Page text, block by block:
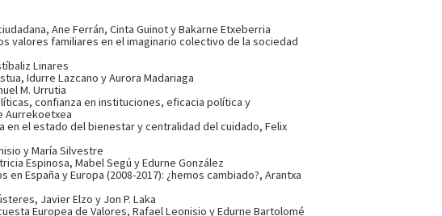
Ane Ferrán, Cinta Guinot y Bakarne Etxeberria
valores familiares en el imaginario colectivo de la sociedad
Linares
Idurre Lazcano y Aurora Madariaga
M. Urrutia
confianza en instituciones, eficacia política y
Aurrekoetxea
en el estado del bienestar y centralidad del cuidado, Felix
y María Silvestre
Espinosa, Mabel Segú y Edurne González
España y Europa (2008-2017): ¿hemos cambiado?, Arantxa
Javier Elzo y Jon P. Laka
Europea de Valores, Rafael Leonisio y Edurne Bartolomé